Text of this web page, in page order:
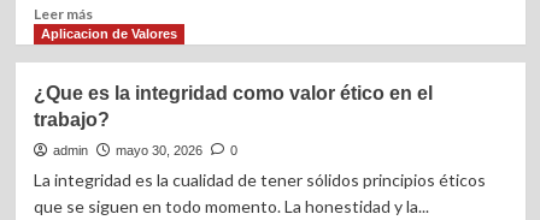
Leer másLeer
más
éticos
en
los
docentes
o
maestros
Aplicacion de Valores
¿Que es la integridad como valor ético en el
trabajo?
admin mayo 30, 2026 0
La integridad es la cualidad de tener sólidos principios éticos
que se siguen en todo momento. La honestidad y la...